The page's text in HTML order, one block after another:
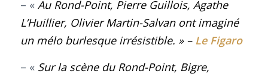
– « Au Rond-Point, Pierre Guillois, Agathe
L’Huillier, Olivier Martin-Salvan ont imaginé
un mélo burlesque irrésistible. » – Le Figaro
– « Sur la scène du Rond-Point, Bigre,